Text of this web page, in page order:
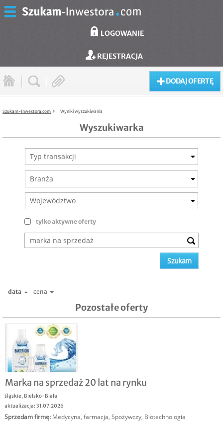
LOGOWANIE
REJESTRACJA
DODAJ OFERTĘ
Szukam-Inwestora.com Wyniki wyszukiwania
Wyszukiwarka
Typ transakcji
Branża
Województwo
tylko aktywne oferty
data cena
Pozostałe oferty
Marka na sprzedaż 20 lat na rynku
śląskie, Bielsko-Biała
aktualizacja: 31.07.2026
Sprzedam firmę: Medycyna, farmacja, Spożywczy, Biotechnologia